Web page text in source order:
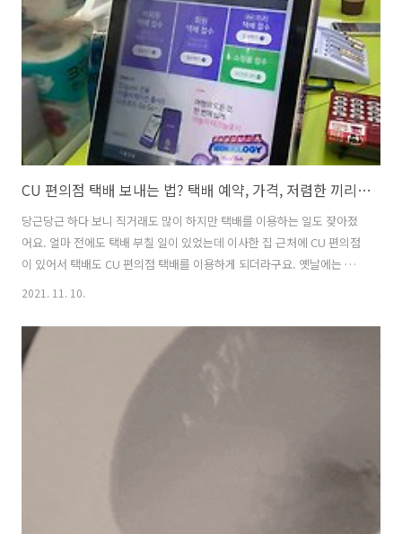
면 이 정도 온도가 우리 몸의 건강은 물론, 에너지 절약에 도움이 된다고
해요. 그 이유는 여러 가지가 있는데요. 먼저 실내외 온도차를 줄..
CU 편의점 택배 보내는 법? 택배 예약, 가격, 저렴한 끼리 택배까지!
당근당근 하다 보니 직거래도 많이 하지만 택배를 이용하는 일도 잦아졌
어요. 얼마 전에도 택배 부칠 일이 있었는데 이사한 집 근처에 CU 편의점
이 있어서 택배도 CU 편의점 택배를 이용하게 되더라구요. 옛날에는 편
한 후에 금방 로그인해서 운송장을 받을 수 있다는 사실 알고 계시나요?
게다가 회원가입하면 할인 쿠폰도 줘요;;; 이 좋은 걸 저만 알 순 없어서
오늘 소개해드리려고 합니다. CU 편의점 택배 보내는 법 CU 편의점 택배
앱 예약 CU편의점택배 앱 화면입니다. 7월 마지막 주 택배예약 시 500원
할인을 해주네요! 택배를 많이 보내시는 분들이라면 회원가입을 적극..
2021. 11. 10.